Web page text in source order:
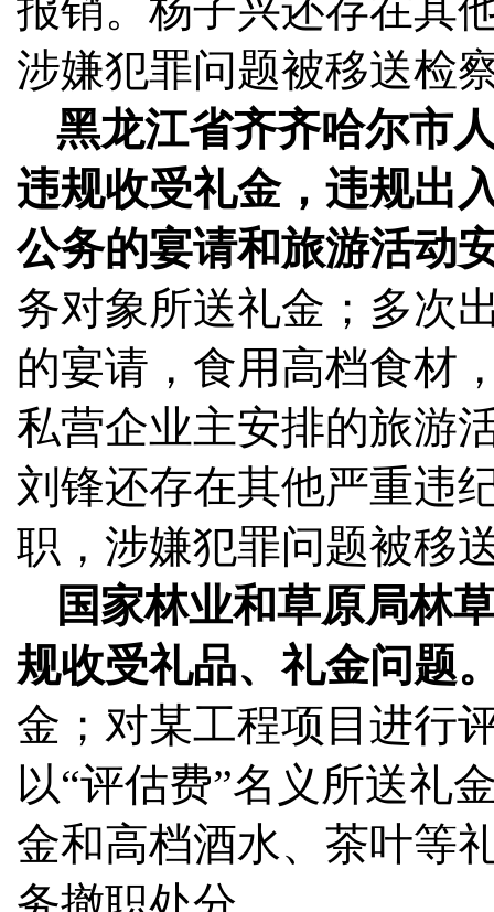
报销。杨子兴还存在其
涉嫌犯罪问题被移送检
黑龙江省齐齐哈尔市
违规收受礼金，违规出
公务的宴请和旅游活动
务对象所送礼金；多次
的宴请，食用高档食材
私营企业主安排的旅游
刘锋还存在其他严重违
职，涉嫌犯罪问题被移
国家林业和草原局林
规收受礼品、礼金问题
金；对某工程项目进行
以“评估费”名义所送礼
金和高档酒水、茶叶等